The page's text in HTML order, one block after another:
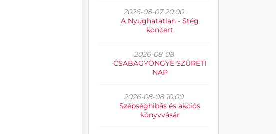
2026-08-07 20:00
A Nyughatatlan - Stég
koncert
2026-08-08
CSABAGYÖNGYE SZÜRETI
NAP
2026-08-08 10:00
Szépséghibás és akciós
könyvvásár